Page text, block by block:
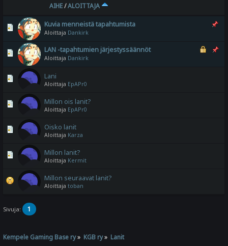
AIHE/ALOITTAJA
Kuvia menneistä tapahtumista
Aloittaja Dankirk
LAN -tapahtumien järjestyssäännöt
Aloittaja Dankirk
Lani
Aloittaja EpAPr0
Millon ois lanit?
Aloittaja EpAPr0
Oisko lanit
Aloittaja Karza
Millon lanit?
Aloittaja Kermit
Millon seuraavat lanit?
Aloittajatoban
Sivuja: 1
Kempele Gaming Base ry» KGB ry» Lanit